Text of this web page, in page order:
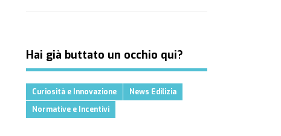
Hai già buttato un occhio qui?
Curiosità e Innovazione
News Edilizia
Normative e Incentivi